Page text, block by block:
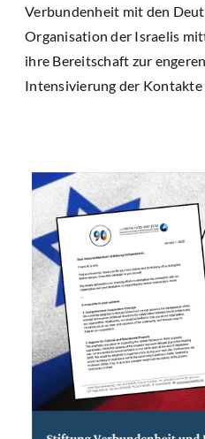
Verbundenheit mit den
Organisation der Israelis
ihre Bereitschaft zur
Intensivierung der Kontakte